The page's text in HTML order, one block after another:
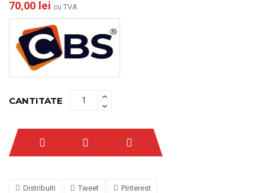
70,00 lei cu TVA
CANTITATE
Distribuiti Tweet Pinterest